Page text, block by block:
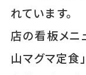
れています。
店の看板メニ
山マグマ定食